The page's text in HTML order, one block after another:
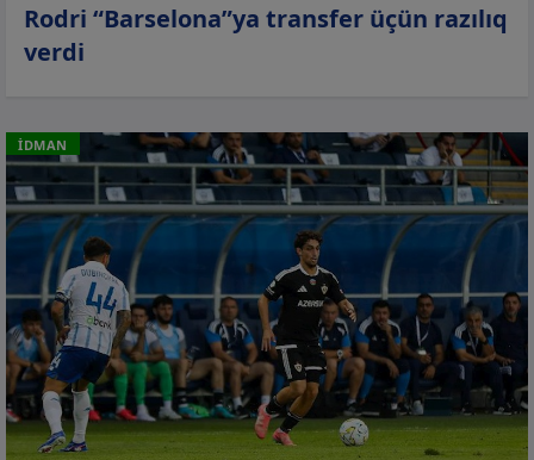
Rodri “Barselona”ya transfer üçün razılıq
verdi
İDMAN